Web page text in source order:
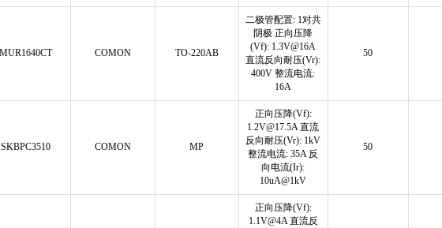
MUR1640CT COMON TO-220AB
二极管配置: 1对共
阴极 正向压降
(Vf): 1.3V@16A
直流反向耐压(Vr):
400V 整流电流:
16A
50
SKBPC3510 COMON MP
正向压降(Vf):
1.2V@17.5A 直流
反向耐压(Vr): 1kV
整流电流: 35A 反
向电流(Ir):
10uA@1kV
50
正向压降(Vf):
1.1V@4A 直流反